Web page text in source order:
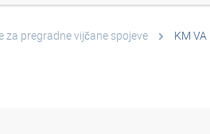
za pregradne vijčane spojeve KM VA